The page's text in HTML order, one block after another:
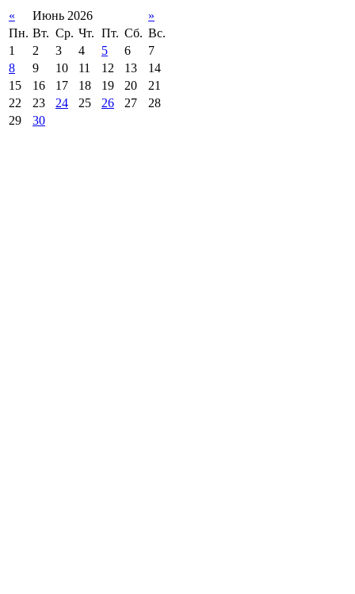
« Июнь 2026
»
Пн. Вт. Ср. Чт. Пт. Сб. Вс.
1
2 3 4 5 6
7
8
9 10 11 12 13
14
15
16 17 18 19 20
21
22
23 24 25 26 27
28
29
30